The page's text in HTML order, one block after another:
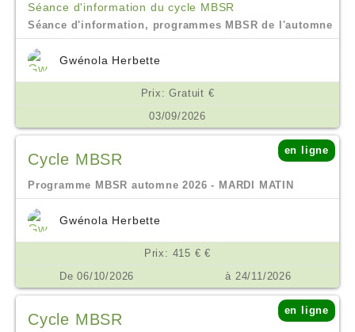
Séance d'information du cycle MBSR
Séance d'information, programmes MBSR de l'automne
Gwénola Herbette
Prix: Gratuit €
03/09/2026
Cycle MBSR
en ligne
Programme MBSR automne 2026 - MARDI MATIN
Gwénola Herbette
Prix: 415 € €
De 06/10/2026
à 24/11/2026
Cycle MBSR
en ligne